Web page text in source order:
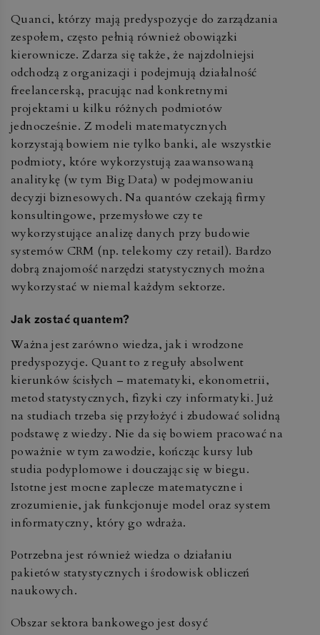
Quanci, którzy mają predyspozycje do zarządzania
zespołem, często pełnią również obowiązki
kierownicze. Zdarza się także, że najzdolniejsi
odchodzą z organizacji i podejmują działalność
freelancerską, pracując nad konkretnymi
projektami u kilku różnych podmiotów
jednocześnie. Z modeli matematycznych
korzystają bowiem nie tylko banki, ale wszystkie
podmioty, które wykorzystują zaawansowaną
analitykę (w tym Big Data) w podejmowaniu
decyzji biznesowych. Na quantów czekają firmy
konsultingowe, przemysłowe czy te
wykorzystujące analizę danych przy budowie
systemów CRM (np. telekomy czy retail). Bardzo
dobrą znajomość narzędzi statystycznych można
wykorzystać w niemal każdym sektorze.
Jak zostać quantem?
Ważna jest zarówno wiedza, jak i wrodzone
predyspozycje. Quant to z reguły absolwent
kierunków ścisłych – matematyki, ekonometrii,
metod statystycznych, fizyki czy informatyki. Już
na studiach trzeba się przyłożyć i zbudować solidną
podstawę z wiedzy. Nie da się bowiem pracować na
poważnie w tym zawodzie, kończąc kursy lub
studia podyplomowe i douczając się w biegu.
Istotne jest mocne zaplecze matematyczne i
zrozumienie, jak funkcjonuje model oraz system
informatyczny, który go wdraża.
Potrzebna jest również wiedza o działaniu
pakietów statystycznych i środowisk obliczeń
naukowych.
Obszar sektora bankowego jest dosyć